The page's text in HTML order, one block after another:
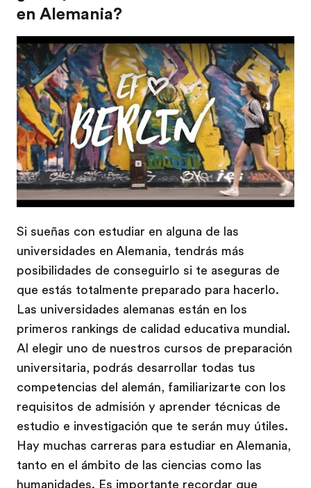
en Alemania?
Play
Si sueñas con estudiar en alguna de las
universidades en Alemania, tendrás más
posibilidades de conseguirlo si te aseguras de
que estás totalmente preparado para hacerlo.
Las universidades alemanas están en los
primeros rankings de calidad educativa mundial.
Al elegir uno de nuestros cursos de preparación
universitaria, podrás desarrollar todas tus
competencias del alemán, familiarizarte con los
requisitos de admisión y aprender técnicas de
estudio e investigación que te serán muy útiles.
Hay muchas carreras para estudiar en Alemania,
tanto en el ámbito de las ciencias como las
humanidades. Es importante recordar que